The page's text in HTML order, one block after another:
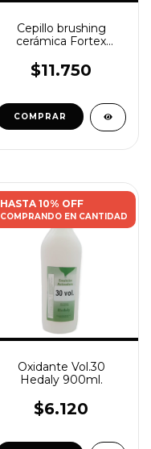
Cepillo brushing
cerámica Fortex
$11.750
HASTA 10% OFF
COMPRANDO EN CANTIDAD
Oxidante Vol.30
Hedaly 900ml.
$6.120